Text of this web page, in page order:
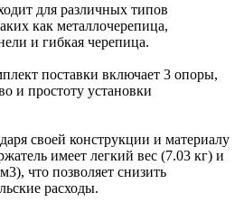
для различных типов
как металлочерепица,
и гибкая черепица.
поставки включает 3 опоры,
и простоту установки
своей конструкции и материалу
имеет легкий вес (7.03 кг) и
что позволяет снизить
расходы.